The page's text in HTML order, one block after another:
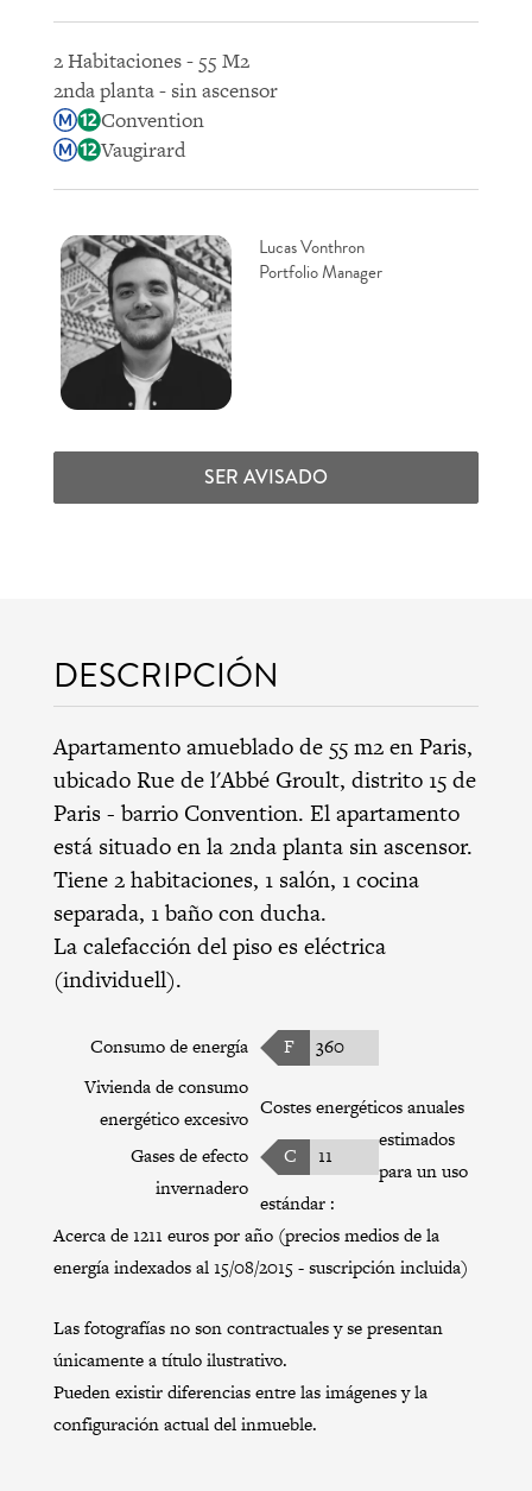
2 Habitaciones - 55 M2
2nda planta - sin ascensor
Convention
Vaugirard
Lucas Vonthron
Portfolio Manager
SER AVISADO
DESCRIPCIÓN
Apartamento amueblado de 55 m2 en Paris,
ubicado Rue de l'Abbé Groult, distrito 15 de
Paris- barrio Convention. El apartamento
está situado en la 2nda planta sin ascensor.
Tiene 2 habitaciones, 1 salón, 1 cocina
separada, 1 baño con ducha.
La calefacción del piso es eléctrica
(individuell).
Consumo de energía F
360
Vivienda de consumo
energético excesivo
Gases de efecto
invernadero
C 11
Costes energéticos anuales
estimados
para un uso
estándar :
Acerca de 1211 euros por año (precios medios de la
energía indexados al 15/08/2015 - suscripción incluida)
Las fotografías no son contractuales y se presentan
únicamente a título ilustrativo.
Pueden existir diferencias entre las imágenes y la
configuración actual del inmueble.